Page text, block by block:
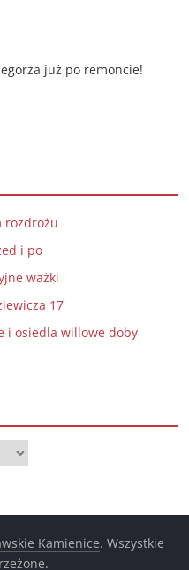
już po remoncie!
rozdrożu
i po
ważki
17
i osiedla willowe doby
Kamienice. Wszystkie